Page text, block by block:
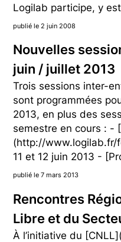
Logilab participe, y
publié le 2 juin 2008
Nouvelles
juin / juillet 2013
Trois sessions inter-
sont programmées
2013, en plus des
semestre en cours : -
(http://www.logilab.fr/
11 et 12 juin 2013 -
publié le 7 mars 2013
Rencontres
Libre et du
À l’initiative du